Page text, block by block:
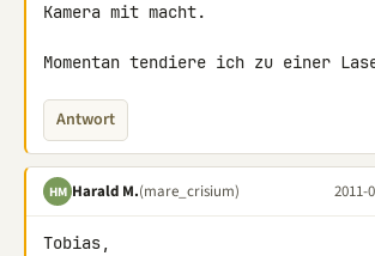
Kamera mit macht.
Momentan tendiere ich zu einer
Antwort
HM Harald M.(mare_crisium) 2011-
Tobias,